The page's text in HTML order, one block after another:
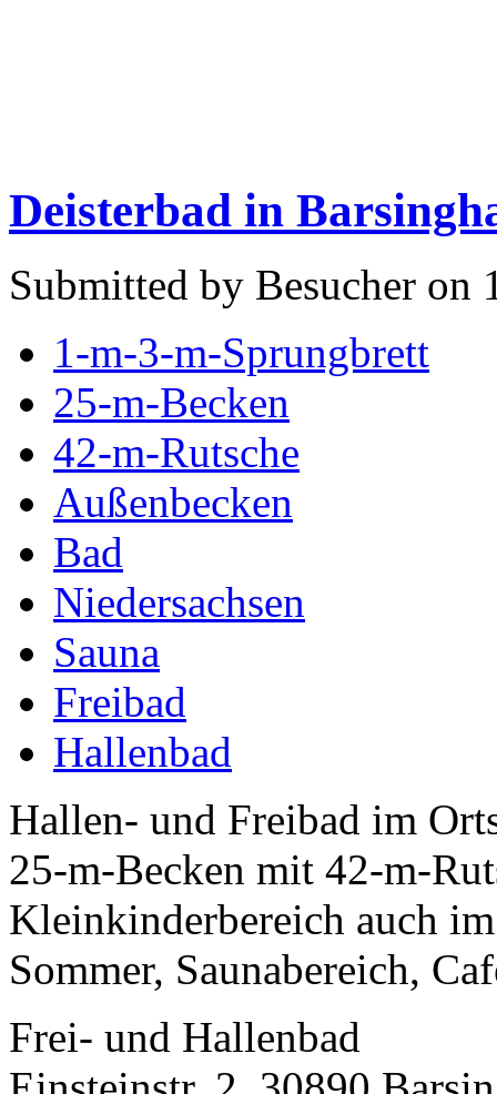
Deisterbad in
Submitted by Besucher on
1-m-3-m-Sprungbrett
25-m-Becken
42-m-Rutsche
Außenbecken
Bad
Niedersachsen
Sauna
Freibad
Hallenbad
Hallen- und Freibad im
25-m-Becken mit 42-m-
Kleinkinderbereich auch
Sommer, Saunabereich,
Frei- und Hallenbad